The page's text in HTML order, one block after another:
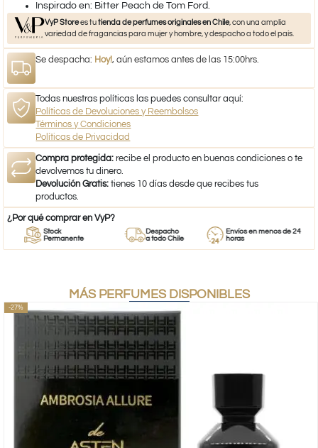
​Inspirado en: Bitter Peach de Tom Ford.
VyP Storees tutienda de perfumes originales en Chile, con una amplia
variedad de fragancias para mujer y hombre, y despacho a todo el país.
Se despacha: Hoy!, aún estamos antes de las 15:00hrs.
Todas nuestras políticas las puedes consultar aquí:
Políticas de Devoluciones y Reembolsos
Términos y Condiciones
Políticas de Privacidad
Compra protegida: recibe el producto en buenas condiciones o te
devolvemos tu dinero.
Devolución Gratis: tienes 10 días desde que recibes tus
productos.
¿Por qué comprar en VyP?
Stock
Permanente
Despacho
a todo Chile
Envíos en menos de 24
horas
MÁS PERFUMES DISPONIBLES
-27%